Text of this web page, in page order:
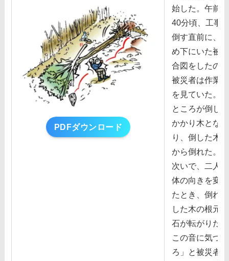
PDFダウンロード
始した。午前8
40分頃、⼯事
倒す直前に、
め下にいた被
合図をしたの
被災者は作業
を⾒ていた。
ところが倒し
かかり⽊とな
り、倒した⽊
から倒れた。
次いで、⼆⼈
体の向きを変え
たとき、倒れ
した⽊の根元
⽯が転がりだ
この⾳に気づ
ろ」と被災者